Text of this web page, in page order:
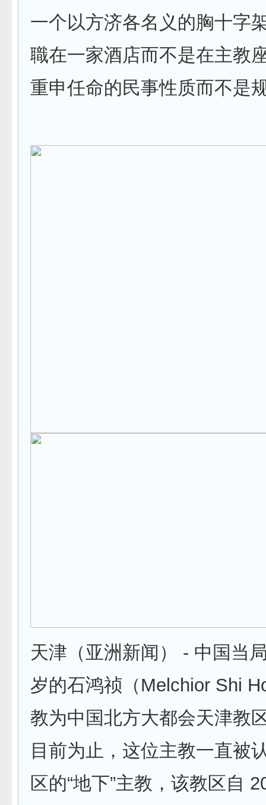
一个以方济各名义的胸十字
職在一家酒店而不是在主教
重申任命的民事性质而不是
天津（亚洲新闻） - 中国当
岁的石鸿祯（Melchior Shi
教为中国北方大都会天津教
目前为止，这位主教一直被
区的“地下”主教，该教区自